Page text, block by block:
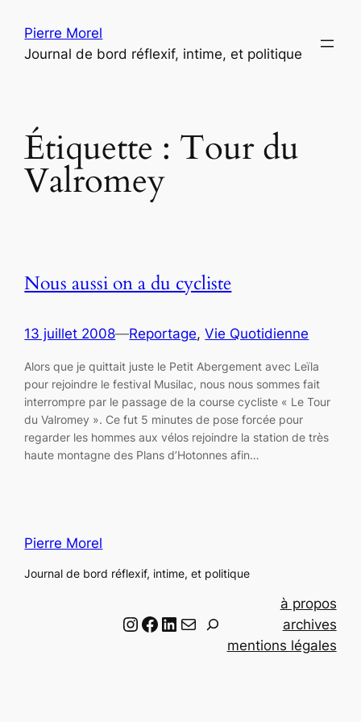
contenu
Pierre Morel
Journal de bord réflexif, intime, et politique
Étiquette : Tour du
Valromey
Nous aussi on a du cycliste
13 juillet 2008—Reportage, Vie Quotidienne
Alors que je quittait juste le Petit Abergement avec Leïla
pour rejoindre le festival Musilac, nous nous sommes fait
interrompre par le passage de la course cycliste « Le Tour
du Valromey ». Ce fut 5 minutes de pose forcée pour
regarder les hommes aux vélos rejoindre la station de très
haute montagne des Plans d’Hotonnes afin…
Pierre Morel
Journal de bord réflexif, intime, et politique
Instagram Facebook LinkedIn Email
à propos
archives
mentions légales